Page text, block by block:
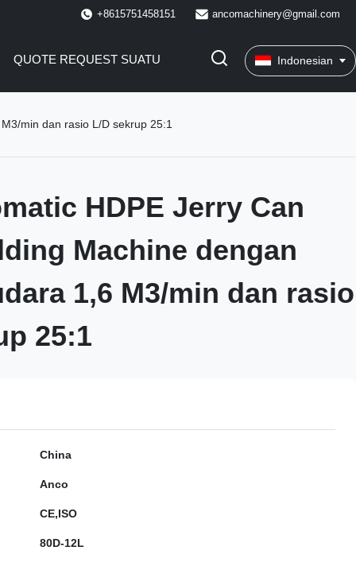
+8615751458151 ancomachinery@gmail.com
QUOTE REQUEST SUATU Indonesian
min dan rasio L/D sekrup 25:1
HDPE Jerry Can
Machine dengan
1,6 M3/min dan rasio
25:1
China
Anco
CE,ISO
80D-12L